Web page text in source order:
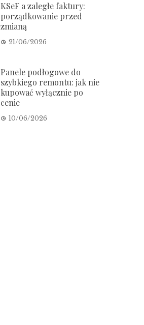
KSeF a zaległe faktury:
porządkowanie przed
zmianą
21/06/2026
Panele podłogowe do
szybkiego remontu: jak nie
kupować wyłącznie po
cenie
10/06/2026